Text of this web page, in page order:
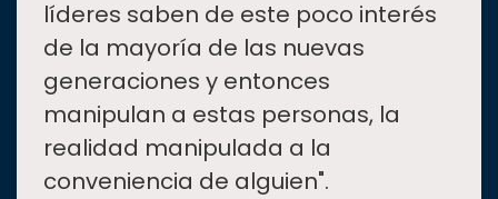
líderes saben de este poco interés
de la mayoría de las nuevas
generaciones y entonces
manipulan a estas personas, la
realidad manipulada a la
conveniencia de alguien".